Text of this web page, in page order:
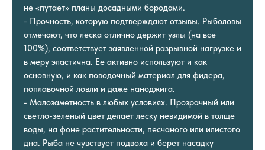
не «путает» планы досадными бородами.
- Прочность, которую подтверждают отзывы. Рыболовы
отмечают, что леска отлично держит узлы (на все
100%), соответствует заявленной разрывной нагрузке и
в меру эластична. Ее активно используют и как
основную, и как поводочный материал для фидера,
поплавочной ловли и даже наноджига.
- Малозаметность в любых условиях. Прозрачный или
светло-зеленый цвет делает леску невидимой в толще
воды, на фоне растительности, песчаного или илистого
дна. Рыба не чувствует подвоха и берет насадку